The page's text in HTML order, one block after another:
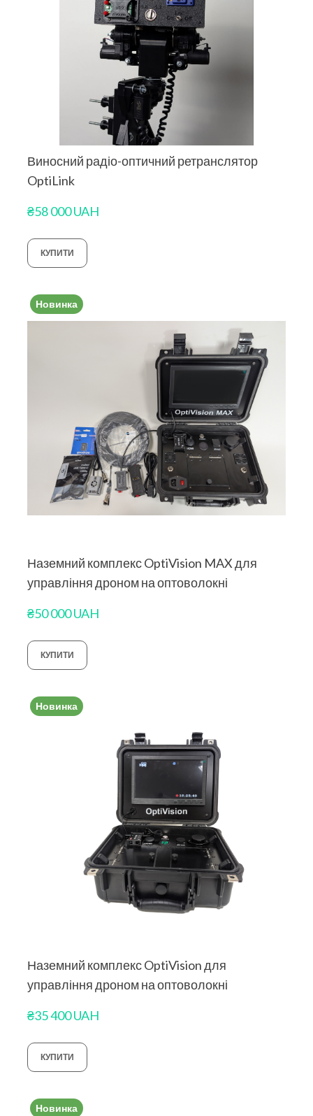
Виносний радіо-оптичний ретранслятор
OptiLink
₴58 000 UAH
КУПИТИ
Новинка
Наземний комплекс OptiVision MAX для
управління дроном на оптоволокні
₴50 000 UAH
КУПИТИ
Новинка
Наземний комплекс OptiVision для
управління дроном на оптоволокні
₴35 400 UAH
КУПИТИ
Новинка